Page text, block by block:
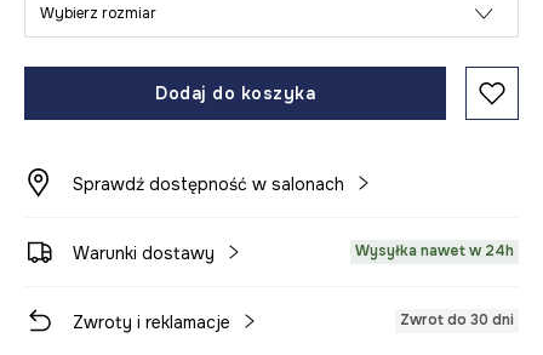
Wybierz rozmiar
Dodaj do koszyka
Sprawdź dostępność w salonach
Warunki dostawy Wysyłka nawet w 24h
Zwroty i reklamacje Zwrot do 30 dni